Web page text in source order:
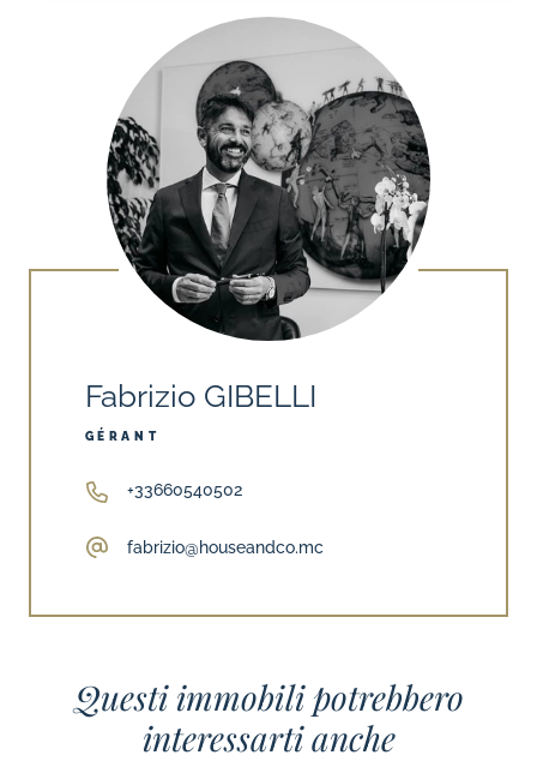
Fabrizio GIBELLI
GÉRANT
+33660540502
fabrizio@houseandco.mc
Questi immobili potrebbero
interessarti anche